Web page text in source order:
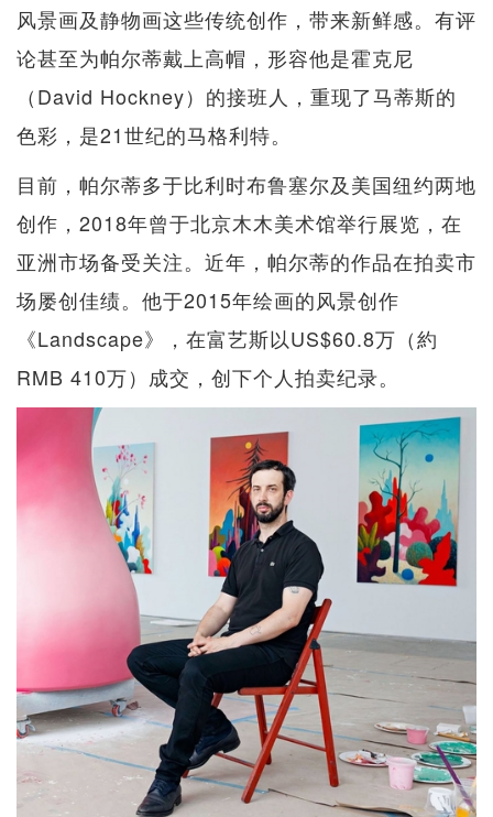
风景画及静物画这些传统创作，带来新鲜感。有评
论甚至为帕尔蒂戴上高帽，形容他是霍克尼
（David Hockney）的接班人，重现了马蒂斯的
色彩，是21世纪的马格利特。
目前，帕尔蒂多于比利时布鲁塞尔及美国纽约两地
创作，2018年曾于北京木木美术馆举行展览，在
亚洲市场备受关注。近年，帕尔蒂的作品在拍卖市
场屡创佳绩。他于2015年绘画的风景创作
《Landscape》，在富艺斯以US$60.8万（約
RMB 410万）成交，创下个人拍卖纪录。